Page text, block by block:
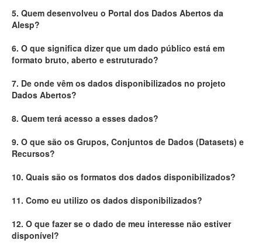
Administração
Legislação
Perguntas frequentes
Contato
5. Quem desenvolveu o Portal dos Dados Abertos da
Alesp?
6. O que significa dizer que um dado público está em
formato bruto, aberto e estruturado?
7. De onde vêm os dados disponibilizados no projeto
Dados Abertos?
8. Quem terá acesso a esses dados?
9. O que são os Grupos, Conjuntos de Dados (Datasets) e
Recursos?
10. Quais são os formatos dos dados disponibilizados?
11. Como eu utilizo os dados disponibilizados?
12. O que fazer se o dado de meu interesse não estiver
disponível?